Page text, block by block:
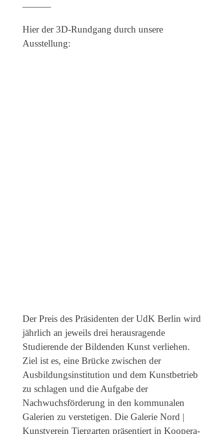
———
Hier der 3D-Rundgang durch unsere
Ausstellung:
Der Preis des Präsidenten der UdK Berlin wird
jährlich an jeweils drei herausragende
Studierende der Bildenden Kunst verliehen.
Ziel ist es, eine Brücke zwischen der
Ausbildungs­institution und dem Kunstbetrieb
zu schlagen und die Aufgabe der
Nachwuchsförderung in den kommunalen
Galerien zu verstetigen. Die Galerie Nord |
Kunstverein Tiergarten präsentiert in Koopera­